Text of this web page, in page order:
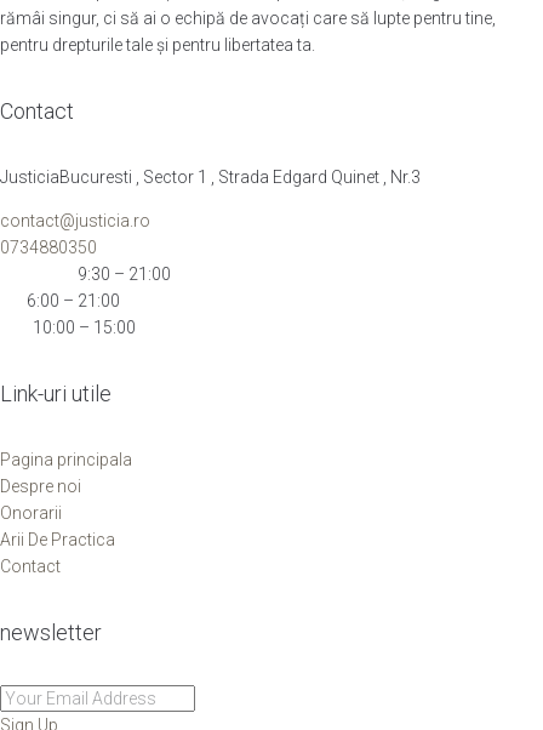
rămâi singur, ci să ai o echipă de avocați care să lupte pentru tine,
pentru drepturile tale și pentru libertatea ta.
Contact
JusticiaBucuresti , Sector 1 , Strada Edgard Quinet , Nr.3
contact@justicia.ro
0734880350
9:30 – 21:00
6:00 – 21:00
10:00 – 15:00
Link-uri utile
Pagina principala
Despre noi
Onorarii
Arii De Practica
Contact
newsletter
Sign Up